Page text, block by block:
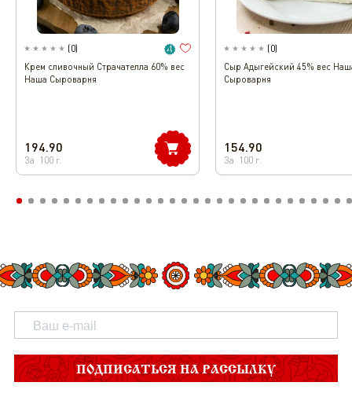
(0)
Крем cливочный Страчателла 60% вес
Наша Сыроварня
194.90
За 100 г.
(0)
Сыр Адыгейский 45% вес
Сыроварня
154.90
За 100 г.
ПОДПИСАТЬСЯ НА РАССЫЛКУ